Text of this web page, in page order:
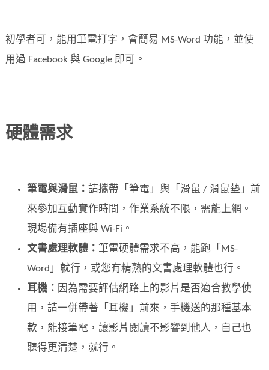
初學者可，能用筆電打字，會簡易 MS-Word 功能，並使
用過 Facebook 與 Google 即可。
硬體需求
筆電與滑鼠： 請攜帶「筆電」與「滑鼠 / 滑鼠墊」前
來參加互動實作時間，作業系統不限，需能上網。
現場備有插座與 Wi-Fi。
文書處理軟體： 筆電硬體需求不高，能跑「MS-
Word」就行，或您有精熟的文書處理軟體也行。
耳機： 因為需要評估網路上的影片是否適合教學使
用，請一併帶著「耳機」前來，手機送的那種基本
款，能接筆電，讓影片閱讀不影響到他人，自己也
聽得更清楚，就行。